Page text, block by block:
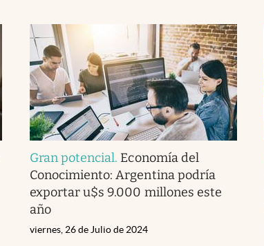
Gran potencial. Economía del
Conocimiento: Argentina podría
exportar u$s 9.000 millones este
año
viernes, 26 de Julio de 2024